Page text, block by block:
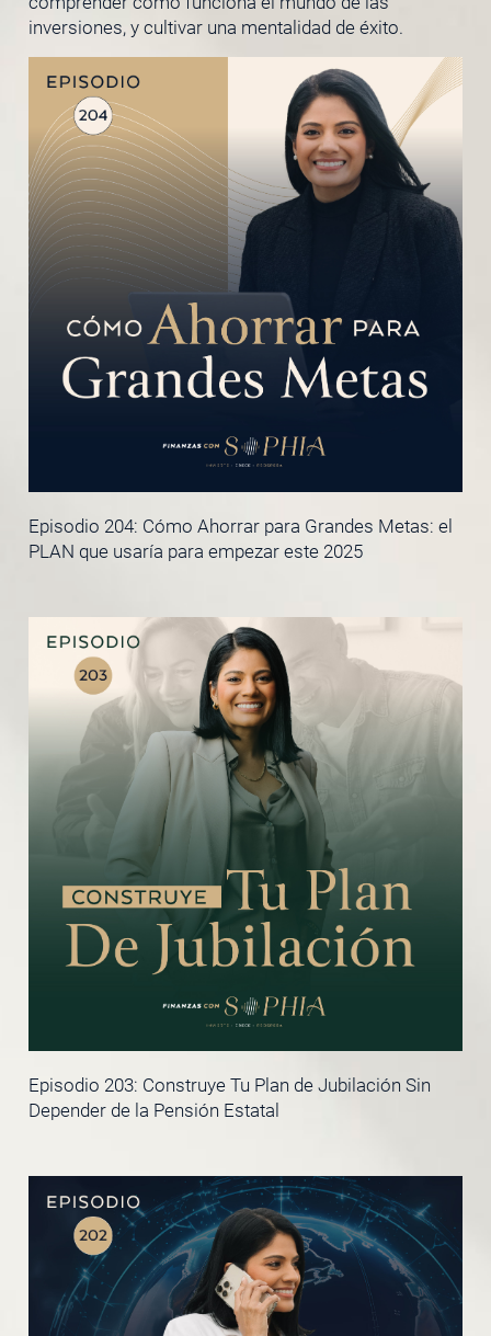
inversiones, y cultivar una mentalidad de éxito.
Episodio 204: Cómo Ahorrar para Grandes Metas: el
PLAN que usaría para empezar este 2025
Episodio 203: Construye Tu Plan de Jubilación Sin
Depender de la Pensión Estatal